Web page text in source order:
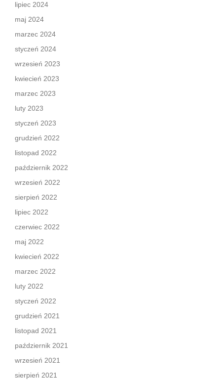
lipiec 2024
maj 2024
marzec 2024
styczeń 2024
wrzesień 2023
kwiecień 2023
marzec 2023
luty 2023
styczeń 2023
grudzień 2022
listopad 2022
październik 2022
wrzesień 2022
sierpień 2022
lipiec 2022
czerwiec 2022
maj 2022
kwiecień 2022
marzec 2022
luty 2022
styczeń 2022
grudzień 2021
listopad 2021
październik 2021
wrzesień 2021
sierpień 2021